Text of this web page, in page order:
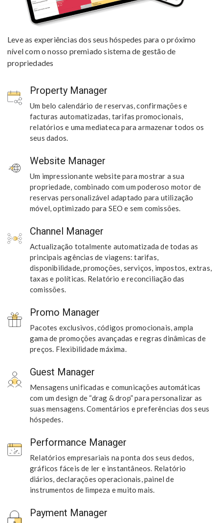
Leve as experiências dos seus hóspedes para o próximo
nível com o nosso premiado sistema de gestão de
propriedades
Property Manager
Um belo calendário de reservas, confirmações e
facturas automatizadas, tarifas promocionais,
relatórios e uma mediateca para armazenar todos os
seus dados.
Website Manager
Um impressionante website para mostrar a sua
propriedade, combinado com um poderoso motor de
reservas personalizável adaptado para utilização
móvel, optimizado para SEO e sem comissões.
Channel Manager
Actualização totalmente automatizada de todas as
principais agências de viagens: tarifas,
disponibilidade, promoções, serviços, impostos, extras,
taxas e políticas. Relatório e reconciliação das
comissões.
Promo Manager
Pacotes exclusivos, códigos promocionais, ampla
gama de promoções avançadas e regras dinâmicas de
preços. Flexibilidade máxima.
Guest Manager
Mensagens unificadas e comunicações automáticas
com um design de “drag & drop” para personalizar as
suas mensagens. Comentários e preferências dos seus
hóspedes.
Performance Manager
Relatórios empresariais na ponta dos seus dedos,
gráficos fáceis de ler e instantâneos. Relatório
diários, declarações operacionais, painel de
instrumentos de limpeza e muito mais.
Payment Manager